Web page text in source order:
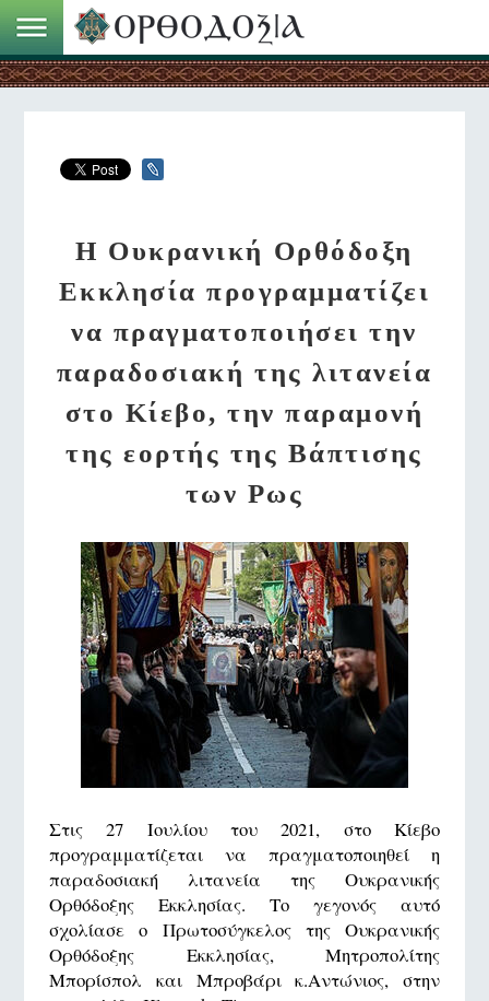
Η Ουκρανική Ορθόδοξη
Εκκλησία προγραμματίζει
να πραγματοποιήσει την
παραδοσιακή της λιτανεία
στο Κίεβο, την παραμονή
της εορτής της Βάπτισης
των Ρως
Στις 27 Ιουλίου του 2021, στο Κίεβο
προγραμματίζεται να πραγματοποιηθεί η
παραδοσιακή λιτανεία της Ουκρανικής
Ορθόδοξης Εκκλησίας. Το γεγονός αυτό
σχολίασε ο Πρωτοσύγκελος της Ουκρανικής
Ορθόδοξης Εκκλησίας, Μητροπολίτης
Μπορίσπολ και Μπροβάρι κ.Αντώνιος, στην